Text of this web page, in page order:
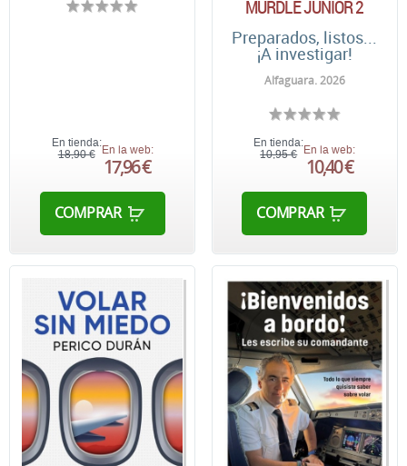
En tienda:
18,90 € En la web:
17,96 €
COMPRAR
MURDLE JÚNIOR 2
Preparados, listos...
¡A investigar!
Alfaguara. 2026
En tienda:
10,95 €
En la web:
10,40 €
COMPRAR